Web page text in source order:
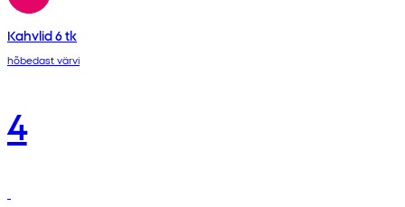
Kahvlid 6 tk
hõbedast värvi
4